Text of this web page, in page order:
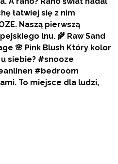
To miejsce dla ludzi,